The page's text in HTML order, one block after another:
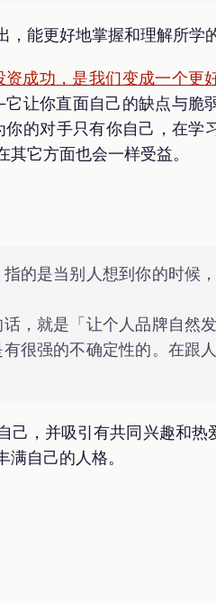
能更好地掌握和理解所学
资成功，是我们变成一个更
让你直面自己的缺点与脆
的对手只有你自己，在学
它方面也会一样受益。
的是当别人想到你的时候
，就是「让个人品牌自然
很强的不确定性的。在跟
，并吸引有共同兴趣和热
自己的人格。